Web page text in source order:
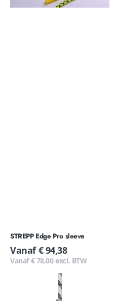
STREPP Edge Pro sleeve
Normale
prijs
Vanaf € 94,38
Vanaf € 78,00 excl. BTW